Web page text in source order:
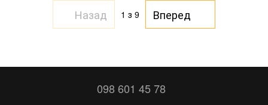
Назад 1 з 9 Вперед
098 601 45 78